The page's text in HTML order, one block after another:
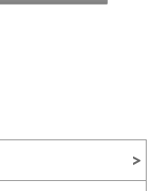
おります。
り違いにより欠品が発
ますが、予めご了承の